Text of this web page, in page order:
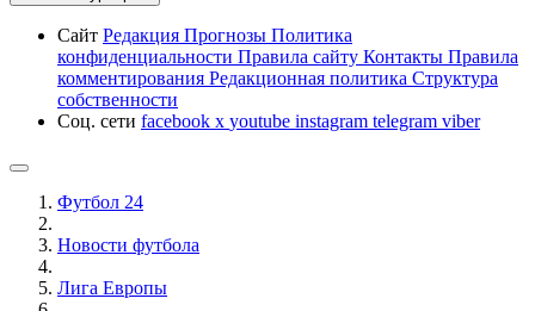
Сайт Редакция Прогнозы Политика
конфиденциальности Правила сайту Контакты Правила
комментирования Редакционная политика Структура
собственности
Соц. сети facebook x youtube instagram telegram viber
Футбол 24
Новости футбола
Лига Европы